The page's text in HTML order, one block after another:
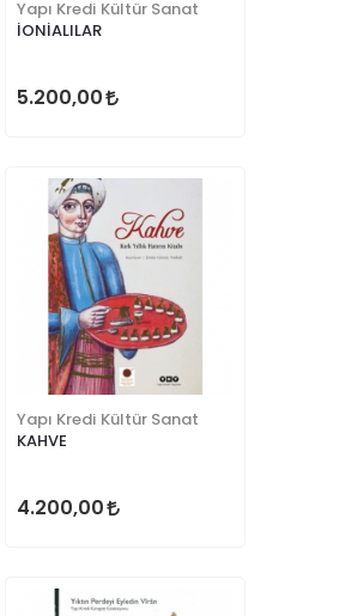
Yapı Kredi Kültür Sanat
İONİALILAR
5.200,00
Yapı Kredi Kültür Sanat
KAHVE
4.200,00